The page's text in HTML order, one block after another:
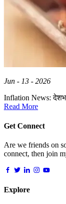
Jun - 13 - 2026
Inflation News:
Read More
Get Connect
Are we friends on
connect, then join
Explore